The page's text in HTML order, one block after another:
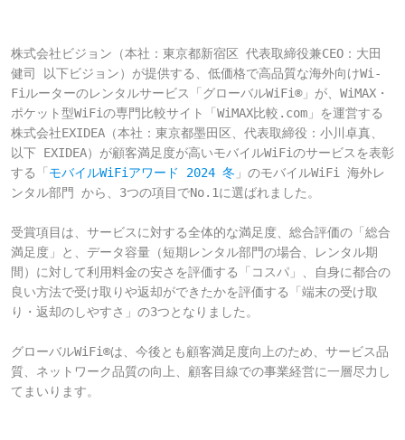
株式会社ビジョン（本社：東京都新宿区 代表取締役兼CEO：大田
健司 以下ビジョン）が提供する、低価格で高品質な海外向けWi-
Fiルーターのレンタルサービス「グローバルWiFi®」が、WiMAX・
ポケット型WiFiの専門比較サイト「WiMAX比較.com」を運営する
株式会社EXIDEA（本社：東京都墨田区、代表取締役：小川卓真、
以下 EXIDEA）が顧客満足度が高いモバイルWiFiのサービスを表彰
する「 モバイルWiFiアワード 2024 冬 」のモバイルWiFi 海外レ
ンタル部門 から、3つの項目でNo.1に選ばれました。
受賞項目は、サービスに対する全体的な満足度、総合評価の「総合
満足度」と、データ容量（短期レンタル部門の場合、レンタル期
間）に対して利用料金の安さを評価する「コスパ」、自身に都合の
良い方法で受け取りや返却ができたかを評価する「端末の受け取
り・返却のしやすさ」の3つとなりました。
グローバルWiFi®は、今後とも顧客満足度向上のため、サービス品
質、ネットワーク品質の向上、顧客目線での事業経営に一層尽力し
てまいります。